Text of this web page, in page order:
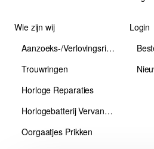
Wie zijn wij
Aanzoeks-/Verlovingsring
Trouwringen
Horloge Reparaties
Horlogebatterij Vervangen
Oorgaatjes Prikken
Login